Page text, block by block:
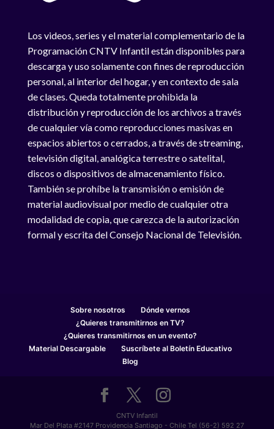
Los videos, series y el material complementario de la
Programación CNTV Infantil están disponibles para
descarga y uso solamente con fines de reproducción
personal, al interior del hogar, y en contexto de sala
de clases. Queda totalmente prohibida la
distribución y reproducción de los archivos a través
de cualquier vía como reproducciones masivas en
espacios abiertos o cerrados, a través de streaming,
televisión digital, analógica terrestre o satelital,
discos o dispositivos de almacenamiento físico.
También se prohíbe la transmisión o emisión de
material audiovisual por medio de cualquier otra
modalidad de copia, que carezca de la autorización
formal y escrita del Consejo Nacional de Televisión.
Sobre nosotros
Dónde vernos
¿Quieres transmitirnos en TV?
¿Quieres transmitirnos en un evento?
Material Descargable
Suscríbete al Boletín Educativo
Blog
CNTV Infantil
Mar Del Plata #2147 Providencia Santiago - Chile Tel (56-2) 592 27